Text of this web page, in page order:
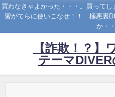
買わなきゃよかった・・・。買って
習がてらに使いこなせ！！ 極悪裏
か・・
【詐欺！？】
テーマ